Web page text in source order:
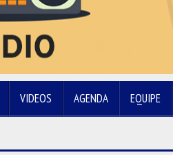
VIDEOS AGENDA EQUIPE